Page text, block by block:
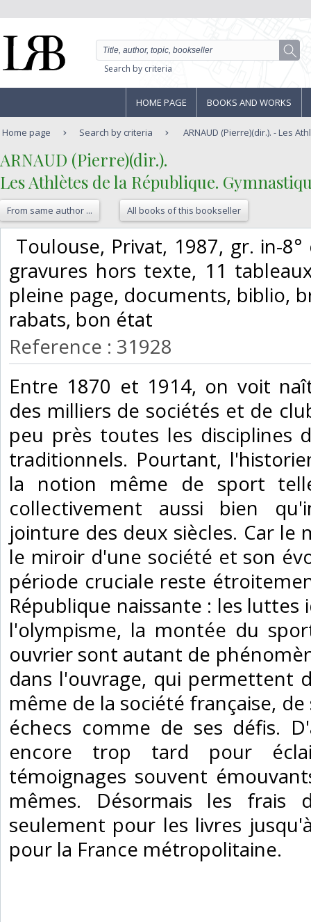
Search by criteria
HOME PAGE BOOKS AND WORKS
Home page Search by criteria ARNAUD (Pierre)(dir.). - Les
‎ARNAUD (Pierre)(dir.).‎
‎Les Athlètes de la République.
From same author ... All books of this bookseller
Toulouse, Privat, 1987, gr. in-
gravures hors texte, 11
pleine page, documents, biblio,
rabats, bon état‎
Reference : 31928
‎Entre 1870 et 1914, on voit
des milliers de sociétés et de
peu près toutes les disciplines
traditionnels. Pourtant,
la notion même de sport
collectivement aussi bien
jointure des deux siècles. Car
le miroir d'une société et son
période cruciale reste
République naissante : les luttes
l'olympisme, la montée du
ouvrier sont autant de
dans l'ouvrage, qui permettent
même de la société française,
échecs comme de ses défis.
encore trop tard pour
témoignages souvent
mêmes. Désormais les
seulement pour les livres
pour la France métropolitaine.‎